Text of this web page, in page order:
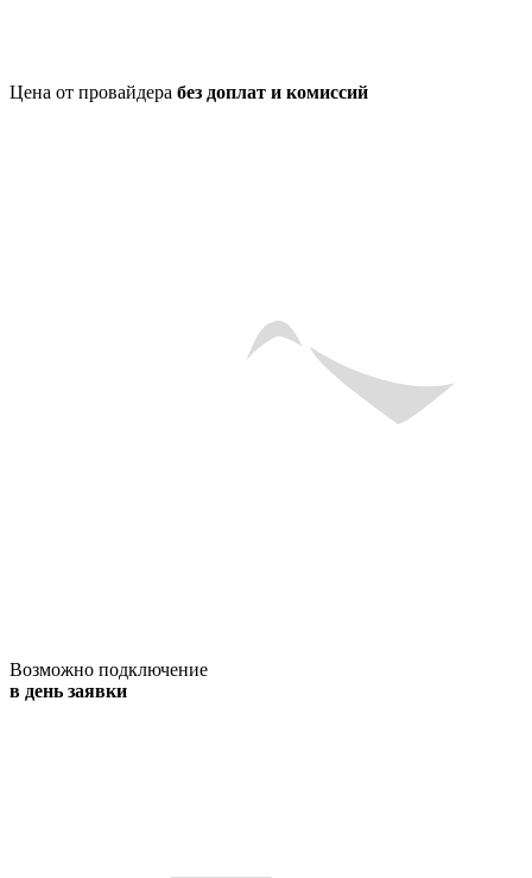
Цена от провайдера без доплат и комиссий
Возможно подключение
в день заявки